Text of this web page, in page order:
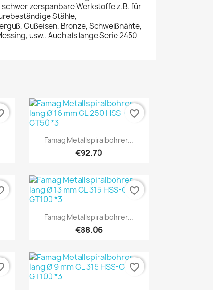
schwer zerspanbare Werkstoffe z.B. für
Stähle,
Gußeisen, Bronze, Schweißnähte,
usw.. Auch als lange Serie 2450
Quick view
Famag Metallspiralbohrer...
€92.70
favorite_border
Quick view
Famag Metallspiralbohrer...
€88.06
favorite_border
favorite_border